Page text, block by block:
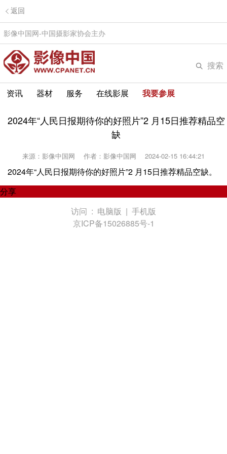
返回
影像中国网-中国摄影家协会主办
搜索
资讯 器材 服务 在线影展 我要参展
2024年“人民日报期待你的好照片”2 月15日推荐精品空
缺
来源：影像中国网 作者：影像中国网 2024-02-15 16:44:21
2024年“人民日报期待你的好照片”2 月15日推荐精品空缺。
分享
访问 : 电脑版 | 手机版
京ICP备15026885号-1